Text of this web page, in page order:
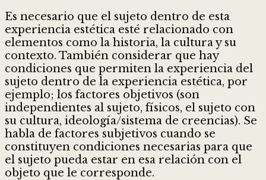
Es necesario que el sujeto dentro de esta
experiencia estética esté relacionado con
elementos como la historia, la cultura y su
contexto. También considerar que hay
condiciones que permiten la experiencia del
sujeto dentro de la experiencia estética, por
ejemplo; los factores objetivos (son
independientes al sujeto, físicos, el sujeto con
su cultura, ideología/sistema de creencias). Se
habla de factores subjetivos cuando se
constituyen condiciones necesarias para que
el sujeto pueda estar en esa relación con el
objeto que le corresponde.